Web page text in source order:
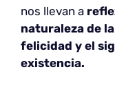
nos llevan a
naturaleza de
felicidad y el
existencia.